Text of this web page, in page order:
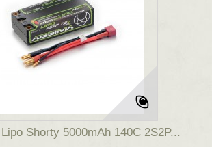
Shorty 5000mAh 140C 2S2P...